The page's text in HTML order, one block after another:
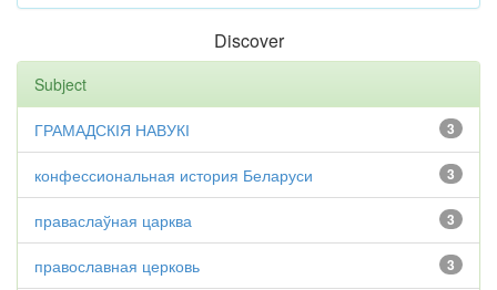
Discover
Subject
3
ГРАМАДСКІЯ НАВУКІ
3
конфессиональная история Беларуси
3
праваслаўная царква
3
православная церковь